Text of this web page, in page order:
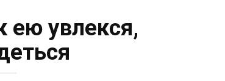
ею увлекся,